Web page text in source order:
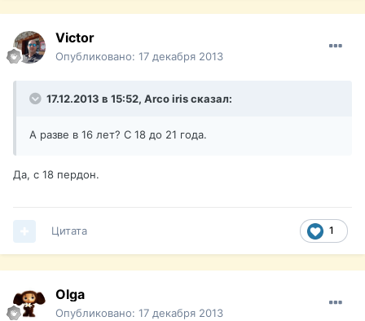
Victor
Опубликовано: 17 декабря 2013
17.12.2013 в 15:52, Arco iris сказал:
А разве в 16 лет? С 18 до 21 года.
Да, с 18 пердон.
1
Цитата
Olga
Опубликовано: 17 декабря 2013